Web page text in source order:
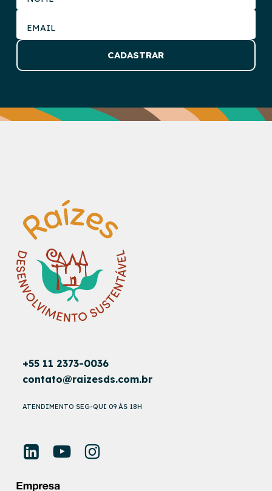
+55 11 2373-0036
contato@raizesds.com.br
ATENDIMENTO SEG-QUI 09 ÀS 18H